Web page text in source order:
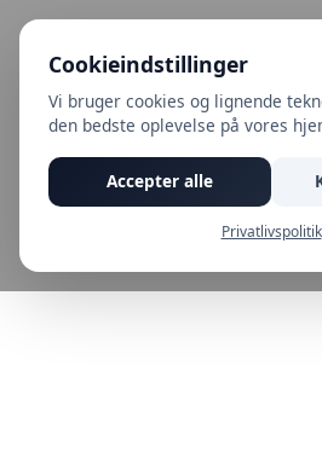
Cookieindstillinger
Vi bruger cookies og lignende
den bedste oplevelse på vores
Accepter alle
Privatlivspolitik